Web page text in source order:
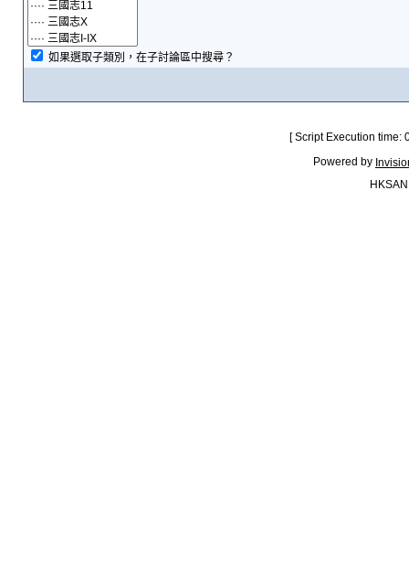
如果選取子類別，在子討論區中搜尋？
[ Script Execution
Powered by